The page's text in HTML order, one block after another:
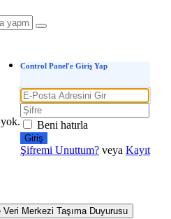
Control Panel'e Giriş Yap
Beni hatırla
Şifremi Unuttum? veya Kayıt
Merkezi Taşıma Duyurusu